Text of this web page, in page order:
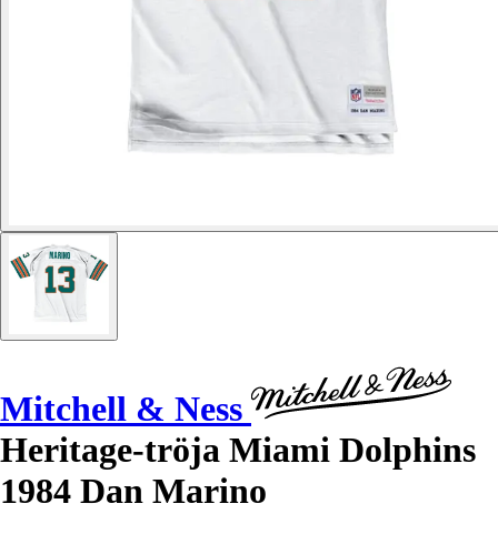
Mitchell & Ness
Heritage-tröja Miami Dolphins
1984 Dan Marino